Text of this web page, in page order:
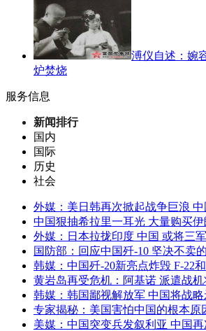
溥仪自述：婉
炉焚烧
服务信息
新闻排行
国内
国际
历史
社会
外媒：美日韩再次掀起战争巨浪
中国狠抽希拉里一耳光 大量购买
外媒：日本拉拢印度 中国 或将三
国防部：回应中国歼-10 坚决不卖
韩媒：中国歼-20新亮点炸毁 F-22
黄岩岛再受危机：阿基诺 派遣战
韩媒：韩国鄙视解放军 中国将战
专家揭秘：美国害怕中国的根本原
美媒：中国突变兵发叙利亚 中国